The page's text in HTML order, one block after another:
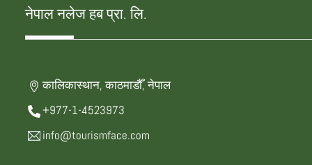
नेपाल नलेज हब प्रा. लि.
कालिकास्थान, काठमाडौँ, नेपाल
+977-1-4523973
info@tourismface.com